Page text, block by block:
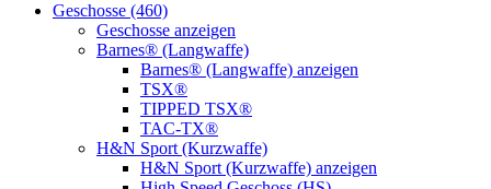
Geschosse (460)
Geschosse anzeigen
Barnes® (Langwaffe)
Barnes® (Langwaffe) anzeigen
TSX®
TIPPED TSX®
TAC-TX®
H&N Sport (Kurzwaffe)
H&N Sport (Kurzwaffe) anzeigen